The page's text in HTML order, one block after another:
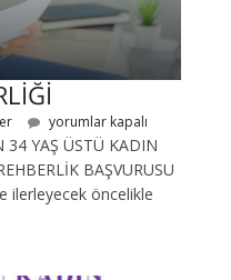
yorumlar kapalı
34 YAŞ ÜSTÜ KADIN
BAŞVURUSU
ilerleyecek öncelikle